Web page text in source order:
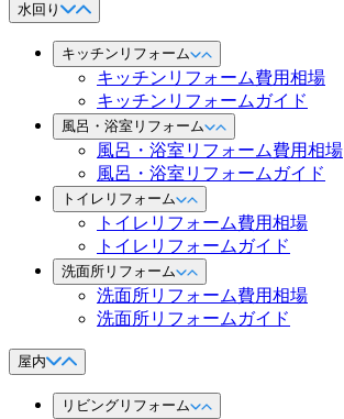
水回り
キッチンリフォーム
キッチンリフォーム費用相場
キッチンリフォームガイド
風呂・浴室リフォーム
風呂・浴室リフォーム費用相場
風呂・浴室リフォームガイド
トイレリフォーム
トイレリフォーム費用相場
トイレリフォームガイド
洗面所リフォーム
洗面所リフォーム費用相場
洗面所リフォームガイド
屋内
リビングリフォーム